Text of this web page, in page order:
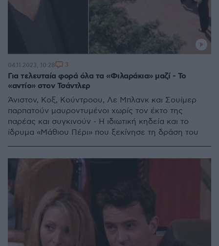
Για τελευταία φορά όλα τα «Φιλαράκια» μαζί - Το
«αντίο» στον Τσάντλερ
Άνιστον, Κοξ, Κούντροου, Λε Μπλανκ και Σουίμερ
παρπατούν μαυροντυμένοι χωρίς τον έκτο της
παρέας και συγκινούν - Η ιδιωτική κηδεία και το
ίδρυμα «Μάθιου Πέρι» που ξεκίνησε τη δράση του
04.11.2023, 10:28 3